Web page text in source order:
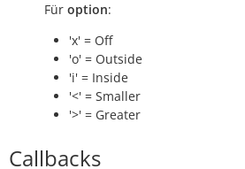
Für option:
'x' = Off
'o' = Outside
'i' = Inside
'<' = Smaller
'>' = Greater
Callbacks